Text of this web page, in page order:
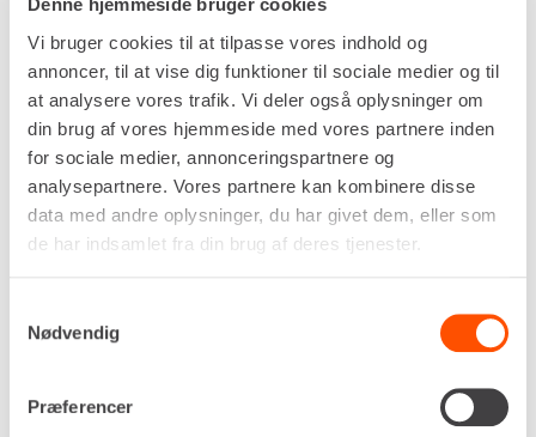
Denne hjemmeside bruger cookies
Vi bruger cookies til at tilpasse vores indhold og
annoncer, til at vise dig funktioner til sociale medier og til
at analysere vores trafik. Vi deler også oplysninger om
din brug af vores hjemmeside med vores partnere inden
for sociale medier, annonceringspartnere og
analysepartnere. Vores partnere kan kombinere disse
data med andre oplysninger, du har givet dem, eller som
de har indsamlet fra din brug af deres tjenester.
Nødvendig
Præferencer
Klippe hastighed
2,0 sek
140 x 130 x 525 mm
Egenvægt
9,4 kg
DKK 581,00
nummer er påkrævet.
LEJ NU